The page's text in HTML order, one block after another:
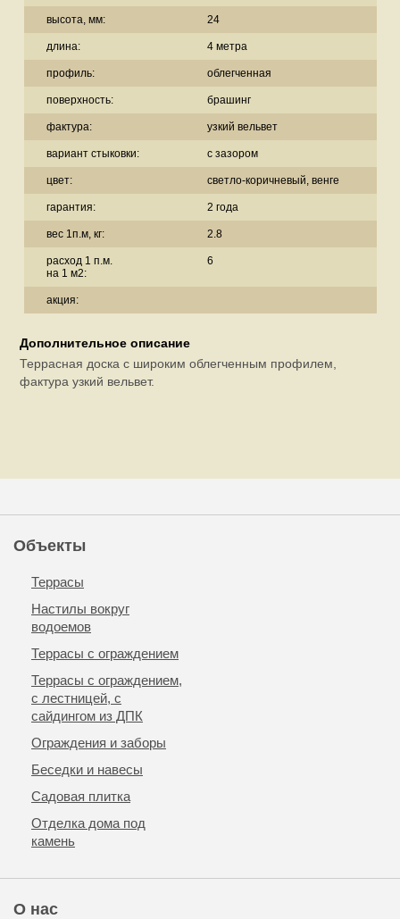
высота, мм: 24
длина: 4 метра
профиль: облегченная
поверхность: брашинг
фактура: узкий вельвет
вариант стыковки: с зазором
цвет: светло-коричневый, венге
гарантия: 2 года
вес 1п.м, кг: 2.8
расход 1 п.м.
на 1 м2:
6
акция:
Дополнительное описание
Террасная доска с широким облегченным профилем,
фактура узкий вельвет.
Объекты
Террасы
Настилы вокруг
водоемов
Террасы с ограждением
Террасы с ограждением,
с лестницей, с
сайдингом из ДПК
Ограждения и заборы
Беседки и навесы
Садовая плитка
Отделка дома под
камень
О нас